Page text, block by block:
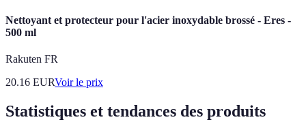
Nettoyant et protecteur pour l'acier inoxydable brossé - Eres -
500 ml
Rakuten FR
20.16 EURVoir le prix
Statistiques et tendances des produits